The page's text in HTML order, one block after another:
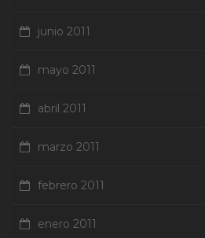
junio 2011
mayo 2011
abril 2011
marzo 2011
febrero 2011
enero 2011